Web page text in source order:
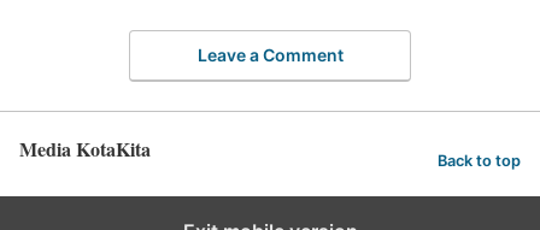
Leave a Comment
Media KotaKita Back to top